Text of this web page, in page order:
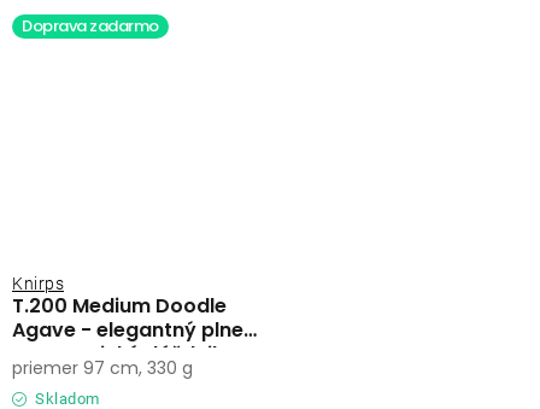
Doprava zadarmo
T.200 Medium Doodle
Agave - elegantný plne
automatický dáždnik
Knirps
Skladom
priemer 97 cm, 330 g